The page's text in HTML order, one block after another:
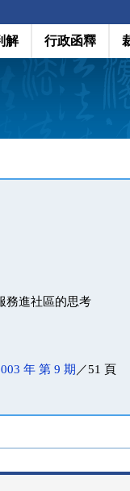
解 行政函釋
務進社區的思考
年 第 9 期 ／51 頁